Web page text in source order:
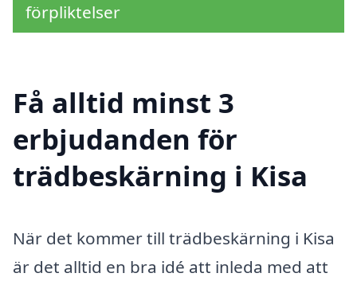
förpliktelser
Få alltid minst 3
erbjudanden för
trädbeskärning i Kisa
När det kommer till trädbeskärning i Kisa
är det alltid en bra idé att inleda med att